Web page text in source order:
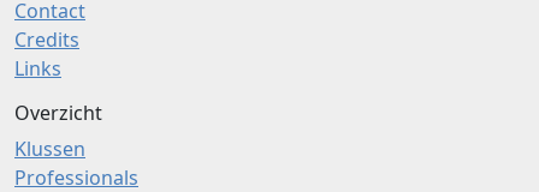
Contact
Credits
Links
Overzicht
Klussen
Professionals